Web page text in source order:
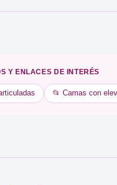
Y ENLACES DE INTERÉS
📂 Camas con